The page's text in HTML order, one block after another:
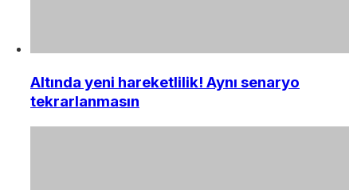
Altında yeni hareketlilik! Aynı senaryo
tekrarlanmasın